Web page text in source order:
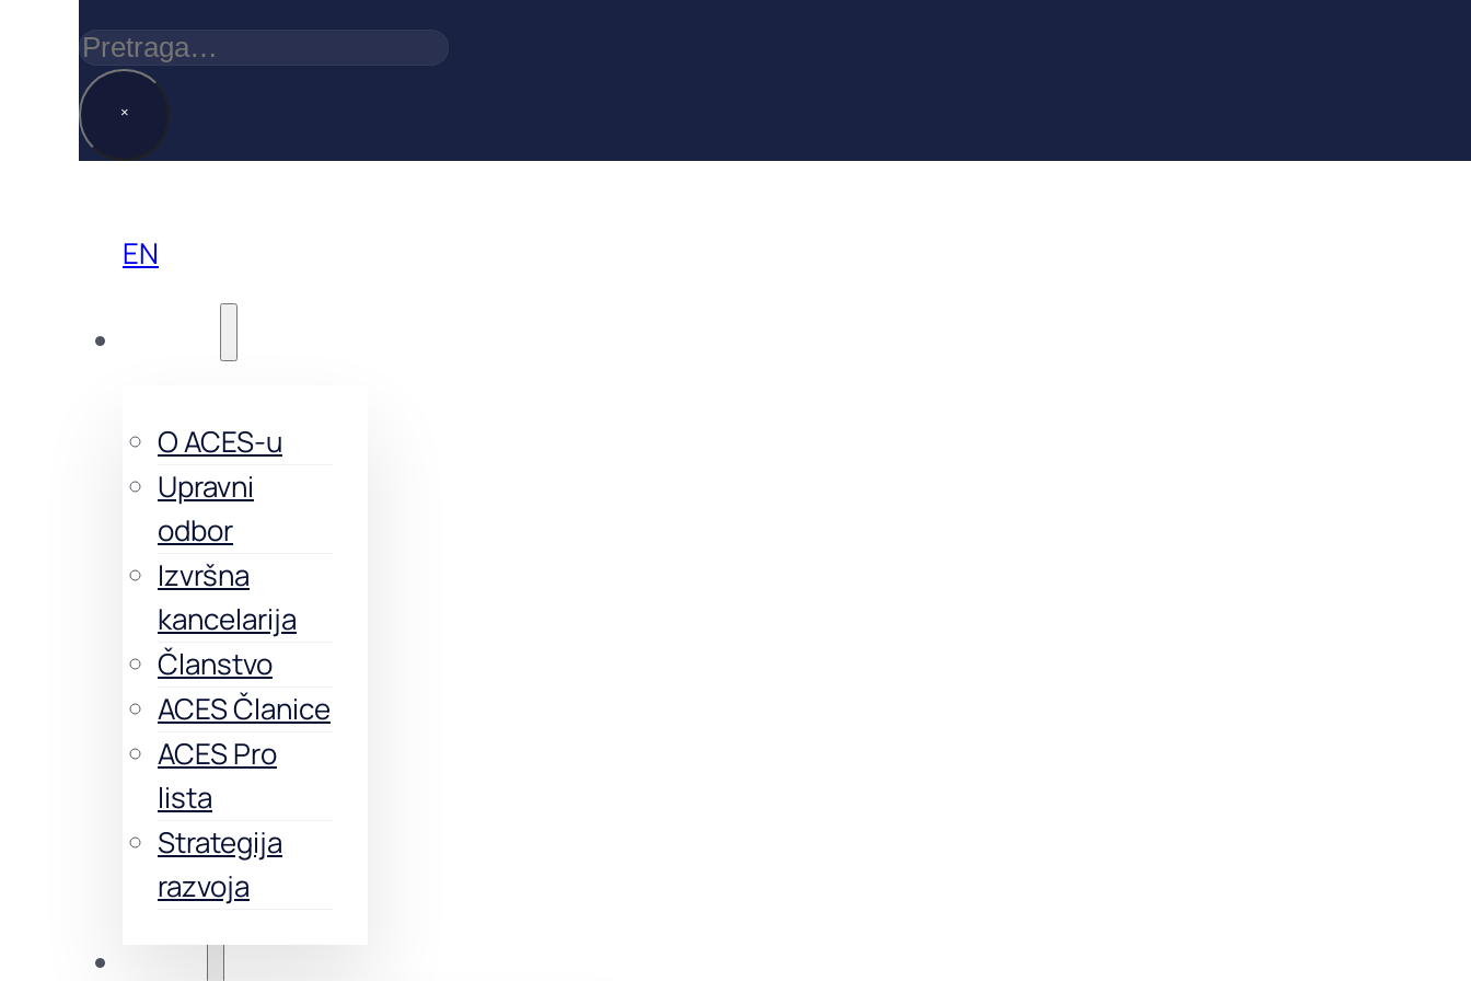
Pretraga
×
EN
O ACES-u
Upravni
odbor
Izvršna
kancelarija
Članstvo
ACES Članice
ACES Pro
lista
Strategija
razvoja